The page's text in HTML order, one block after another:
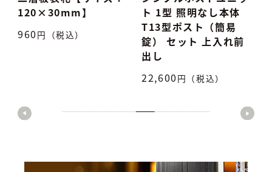
ト 1型 照明なし本体
錠） セット 上入れ前
ナ
7,500円（税込）